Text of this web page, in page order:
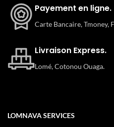
seulement exceller dans la séduction,
mais également comprendre les
subtilités des relations humaines
positive et durable.
Payement en ligne.
Carte Bancaire, Tmoney,
Livraison Express.
Lomé, Cotonou Ouaga.
LOMNAVA SERVICES